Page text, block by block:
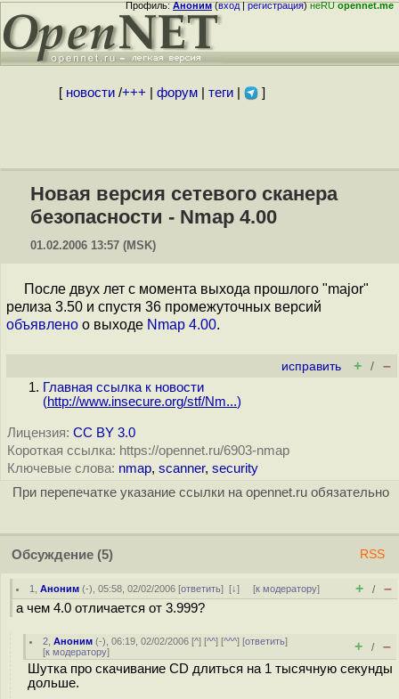
Профиль:Аноним(вход|регистрация)неRUopennet.me
[ новости/+++ форум| теги| ]
Новая версия сетевого сканера
безопасности - Nmap 4.00
01.02.2006 13:57 (MSK)
После двух лет с момента выхода прошлого "major"
релиза 3.50 и спустя 36 промежуточных версий
объявлено о выходе Nmap 4.00.
исправить + / –
Главная ссылка к новости
(http://www.insecure.org/stf/Nm...)
Лицензия: CC BY 3.0
Короткая ссылка: https://opennet.ru/6903-nmap
Ключевые слова: nmap, scanner, security
При перепечатке указание ссылки на opennet.ru обязательно
Обсуждение (5) RSS
1 ,Аноним (-), 05:58, 02/02/2006 [ответить][↓] [к модератору] + / –
а чем 4.0 отличается от 3.999?
2 ,Аноним (-), 06:19, 02/02/2006 [^] [^^] [^^^] [ответить]
[к модератору] + / –
Шутка про скачивание CD длиться на 1 тысячную секунды
дольше.